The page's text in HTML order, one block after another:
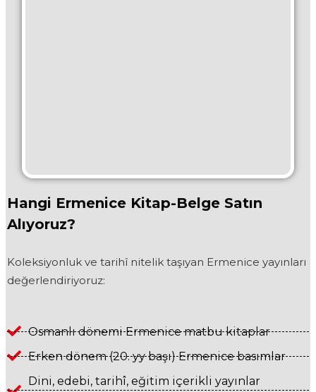
Hangi Ermenice Kitap-Belge Satın
Alıyoruz?
Koleksiyonluk ve tarihî nitelik taşıyan Ermenice yayınları
değerlendiriyoruz:
Osmanlı dönemi Ermenice matbu kitaplar
Erken dönem (20. yy başı) Ermenice basımlar
Dini, edebi, tarihî, eğitim içerikli yayınlar